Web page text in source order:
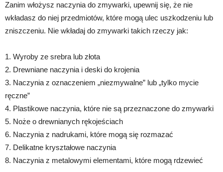
Zanim włożysz naczynia do zmywarki, upewnij się, że nie
wkładasz do niej przedmiotów, które mogą ulec uszkodzeniu lub
zniszczeniu. Nie wkładaj do zmywarki takich rzeczy jak:
1. Wyroby ze srebra lub złota
2. Drewniane naczynia i deski do krojenia
3. Naczynia z oznaczeniem „niezmywalne” lub „tylko mycie
ręczne”
4. Plastikowe naczynia, które nie są przeznaczone do zmywarki
5. Noże o drewnianych rękojeściach
6. Naczynia z nadrukami, które mogą się rozmazać
7. Delikatne kryształowe naczynia
8. Naczynia z metalowymi elementami, które mogą rdzewieć